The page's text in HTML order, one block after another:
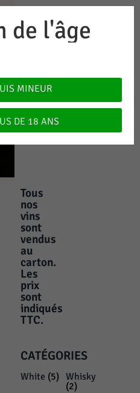
Tous
nos
vins
sont
vendus
au
carton.
Les
prix
sont
indiqués
TTC.
CATÉGORIES
White (5) Whisky
(2)
de l'âge
MINEUR
DE 18 ANS